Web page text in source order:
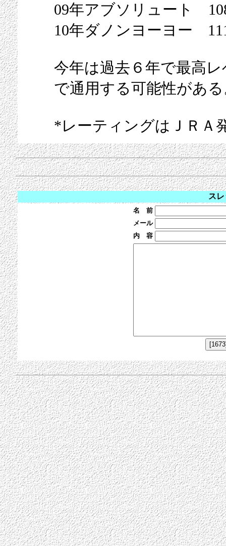
09年アブソリュート
10年ダノンヨーヨー
今年は過去６年で最高
で通用する可能性があ
*レーティングはＪＲＡ
ス
名 前
メール
内 容